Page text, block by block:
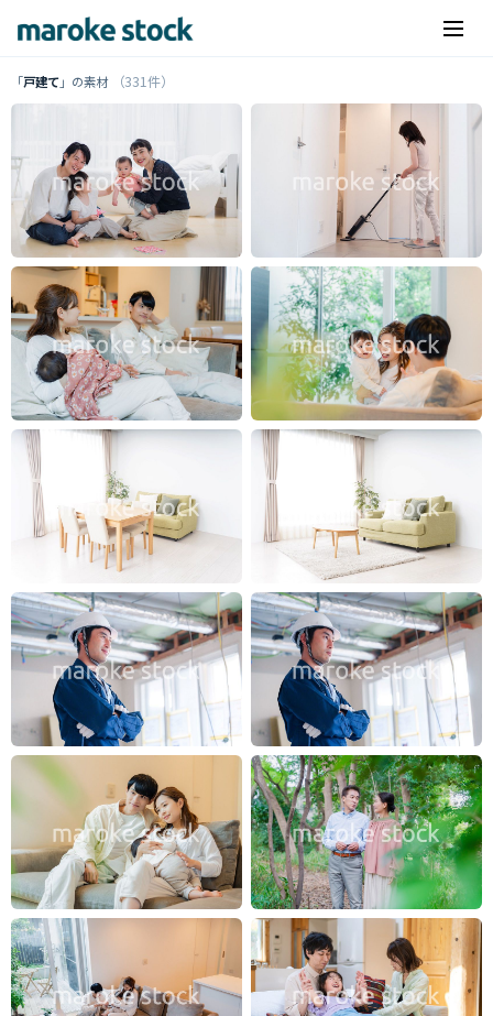
「戸建て」の素材 （331件）